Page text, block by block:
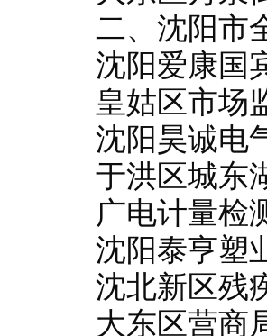
二、沈阳市
沈阳爱康国
皇姑区市场
沈阳昊诚电
于洪区城东
广电计量检
沈阳泰亨塑
沈北新区残
大东区营商